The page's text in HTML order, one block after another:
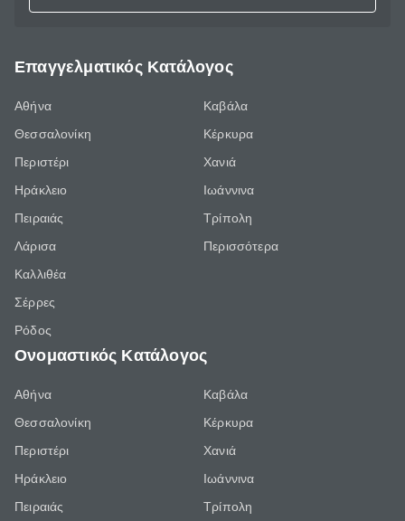
Επαγγελματικός Κατάλογος
Αθήνα
Θεσσαλονίκη
Περιστέρι
Ηράκλειο
Πειραιάς
Λάρισα
Καλλιθέα
Σέρρες
Ρόδος
Καβάλα
Κέρκυρα
Χανιά
Ιωάννινα
Τρίπολη
Περισσότερα
Ονομαστικός Κατάλογος
Αθήνα
Θεσσαλονίκη
Περιστέρι
Ηράκλειο
Πειραιάς
Καβάλα
Κέρκυρα
Χανιά
Ιωάννινα
Τρίπολη